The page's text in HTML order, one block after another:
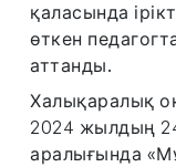
қаласында
өткен
аттанды.
Халықаралық
2024 жылдың
аралығында